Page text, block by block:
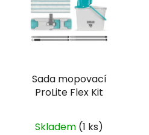
Sada mopovací
ProLite Flex Kit
Skladem (1 ks)